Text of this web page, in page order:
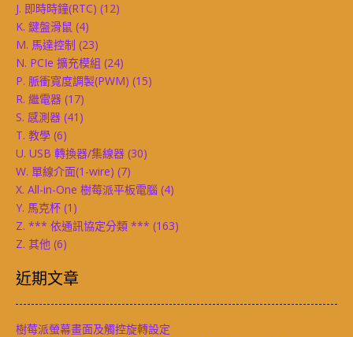
J. 即時時鐘(RTC) (12)
K. 鍵盤滑鼠 (4)
M. 馬達控制 (23)
N. PCIe 擴充模組 (24)
P. 脈衝寬度調製(PWM) (15)
R. 繼電器 (17)
S. 感測器 (41)
T. 教學 (6)
U. USB 轉換器/集線器 (30)
W. 單線介面(1-wire) (7)
X. All-in-One 樹莓派平板電腦 (4)
Y. 馬克杯 (1)
Z. *** 依通訊協定分類 *** (163)
Z. 其他 (6)
近期文章
樹莓派螢幕畫面及觸控旋轉設定